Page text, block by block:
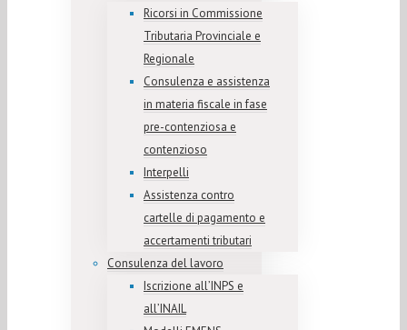
Ricorsi in Commissione
Tributaria Provinciale e
Regionale
Consulenza e assistenza
in materia fiscale in fase
pre-contenziosa e
contenzioso
Interpelli
Assistenza contro
cartelle di pagamento e
accertamenti tributari
Consulenza del lavoro
Iscrizione all’INPS e
all’INAIL